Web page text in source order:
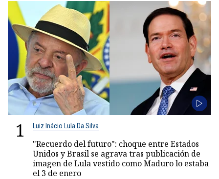
1 Luiz Inácio Lula Da Silva
"Recuerdo del futuro": choque entre Estados
Unidos y Brasil se agrava tras publicación de
imagen de Lula vestido como Maduro lo estaba
el 3 de enero